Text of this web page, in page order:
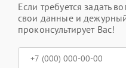
Если требуется задать
свои данные и
проконсультирует Вас!